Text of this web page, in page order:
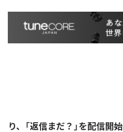
り、「返信まだ？」を配信開始